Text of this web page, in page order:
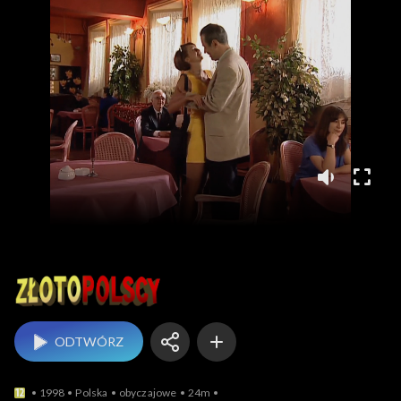
Złotopolscy
ODTWÓRZ
1998 Polska obyczajowe
24m